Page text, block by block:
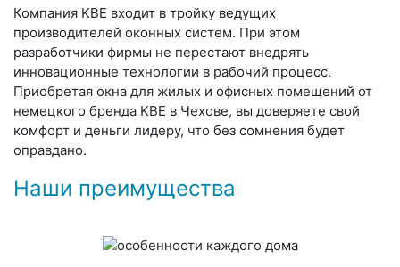
Компания KBE входит в тройку ведущих
производителей оконных систем. При этом
разработчики фирмы не перестают внедрять
инновационные технологии в рабочий процесс.
Приобретая окна для жилых и офисных помещений от
немецкого бренда KBE в Чехове, вы доверяете свой
комфорт и деньги лидеру, что без сомнения будет
оправдано.
Наши преимущества